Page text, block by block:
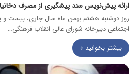
ارائه پیش‌نویس سند پیشگیری از مصرف
روز دوشنبه هشتم بهمن ماه سال جاری، بیست
اجتماعی دبیرخانه شورای عالی انقلاب فرهنگی…
بیشتر بخوانید »